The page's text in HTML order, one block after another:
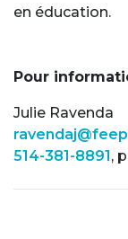
en éducation.
Pour
Julie Ravenda
514-381-8891,